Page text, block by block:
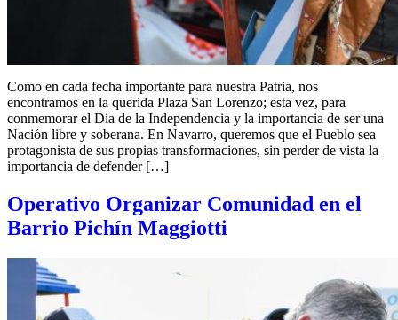
Como en cada fecha importante para nuestra Patria, nos
encontramos en la querida Plaza San Lorenzo; esta vez, para
conmemorar el Día de la Independencia y la importancia de ser una
Nación libre y soberana. En Navarro, queremos que el Pueblo sea
protagonista de sus propias transformaciones, sin perder de vista la
importancia de defender […]
Operativo Organizar Comunidad en el
Barrio Pichín Maggiotti